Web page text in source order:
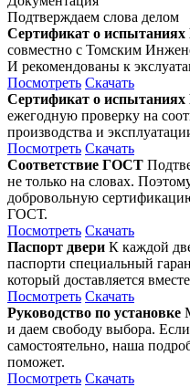
Подтверждаем слова делом
Сертификат о
совместно с Томским
И рекомендованы к
Посмотреть Скачать
Сертификат о
ежегодную проверку на
производства и
Посмотреть Скачать
Соответствие ГОСТ
не только на словах.
добровольную
ГОСТ.
Посмотреть Скачать
Паспорт двери К каждой
паспорти специальный
который доставляется
Посмотреть Скачать
Руководство по установке
и даем свободу выбора.
самостоятельно, наша
поможет.
Посмотреть Скачать